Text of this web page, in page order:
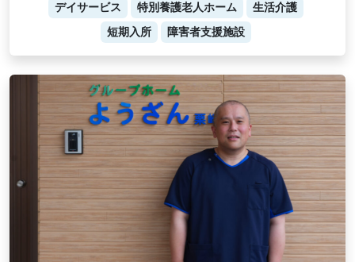
デイサービス 特別養護老人ホーム
生活介護
短期入所
障害者支援施設